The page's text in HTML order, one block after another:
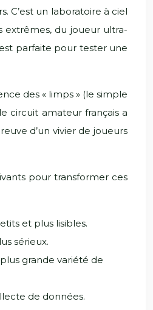
C’est un laboratoire à ciel
extrêmes, du joueur ultra-
parfaite pour tester une
des « limps » (le simple
circuit amateur français a
d’un vivier de joueurs
pour transformer ces
et plus lisibles.
sérieux.
grande variété de
de données.